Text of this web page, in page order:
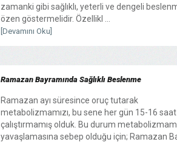
zamanki gibi sağlıklı, yeterli ve dengeli
özen göstermelidir. Özellikl ...
[Devamını Oku]
Ramazan Bayramında Sağlıklı Beslenme
Ramazan ayı süresince oruç tutarak
metabolizmamızı, bu sene her gün 15-16 saat
çalıştırmamış olduk. Bu durum
yavaşlamasına sebep olduğu için; Ramazan Ba